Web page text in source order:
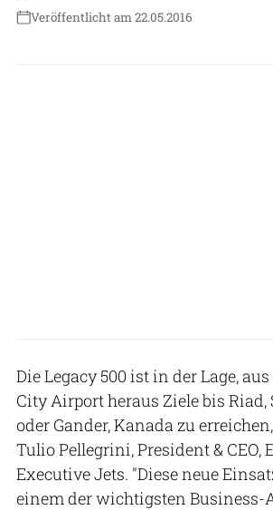
Veröffentlicht am 22.05.2016
Die Legacy 500 ist in der Lage,
City Airport heraus Ziele bis
oder Gander, Kanada zu
Tulio Pellegrini, President & CEO,
Executive Jets. "Diese neue
einem der wichtigsten Business-